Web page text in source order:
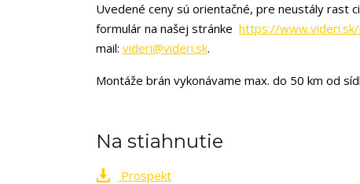
Uvedené ceny sú orientačné, pre neustály rast
formulár na našej stránke https://
mail: videri@videri.sk.
Montáže brán vykonávame max. do 50 km od
Na stiahnutie
Prospekt